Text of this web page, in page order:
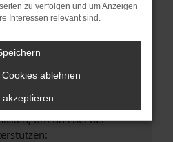
kann auch dazu
Funktionen nicht mehr
Webseitenbetreiber.
Schritte versucht
zu beheben. Du kannst
um uns bei der
zu verfolgen und um Anzeigen
Interessen relevant sind.
ablehnen
akzeptieren